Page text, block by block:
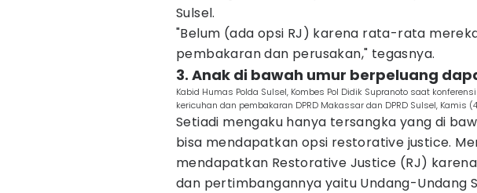
Sulsel.
"Belum (ada opsi RJ) karena rata-rata
pembakaran dan perusakan," tegasnya.
3. Anak di bawah umur berpeluang
Kabid Humas Polda Sulsel, Kombes Pol Didik Supranoto saat
kericuhan dan pembakaran DPRD Makassar dan DPRD Sulsel, Kamis
Setiadi mengaku hanya tersangka yang di
bisa mendapatkan opsi restorative justice.
mendapatkan Restorative Justice (RJ)
dan pertimbangannya yaitu Undang-Undang